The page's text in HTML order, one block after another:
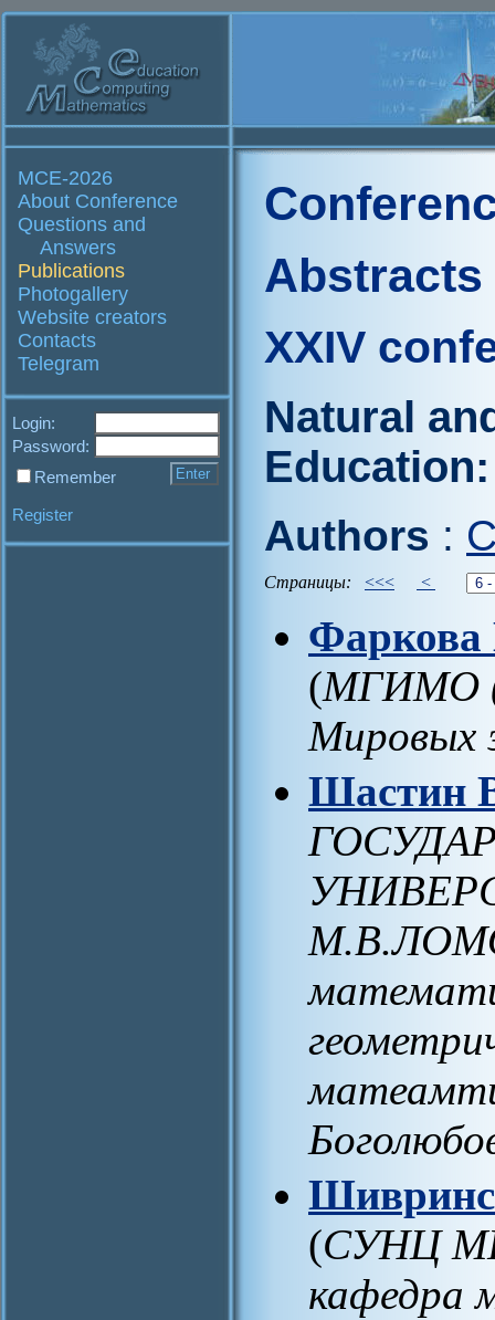
MCE-2026
About Conference
Questions and
Answers
Publications
Photogallery
Website creators
Contacts
Telegram
Login:
Password:
Remember
Register
Abstracts
XXIV
Natural
Authors :
Страницы: <<< <
Фаркова
(МГИМО
Мировых
Шастин
(СУНЦ
кафедра